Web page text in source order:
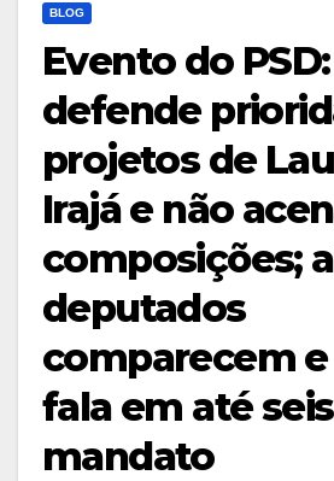
BLOG
Evento do
defende
projetos de
Irajá e não
composições;
deputados
comparecem
fala em até
mandato